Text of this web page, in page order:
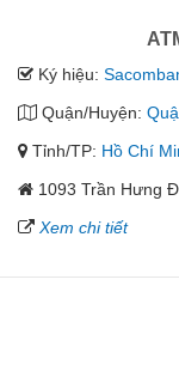
Ký hiệu:
Quận/Huyện:
Tỉnh/TP: Hồ Chí
1093 Trần Hưng
Xem chi tiết